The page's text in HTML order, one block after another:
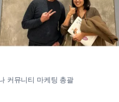
커뮤니티 마케팅 총괄